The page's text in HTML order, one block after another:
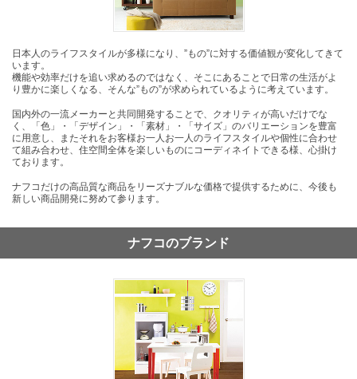
日本人のライフスタイルが多様になり、”もの”に対する価値観が変化してきて
います。
機能や効率だけを追い求めるのではなく、そこにあることで日常の生活がよ
り豊かに楽しくなる、そんな”もの”が求められているように考えています。
国内外の一流メーカーと共同開発することで、クオリティが高いだけでな
く、「色」・「デザイン」・「素材」・「サイズ」のバリエーションを豊富
に用意し、またそれをお客様お一人お一人のライフスタイルや個性に合わせ
て組み合わせ、住空間全体を楽しいものにコーディネイトできる様、心掛け
ております。
ナフコだけの高品質な商品をリーズナブルな価格で提供するために、今後も
新しい商品開発に努めて参ります。
ナフコのブランド